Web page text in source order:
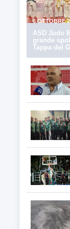
6 OTTOBRE
ASD Judo
grande
Tappa del